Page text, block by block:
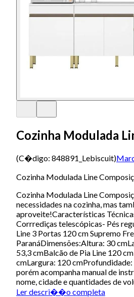
Cozinha Modulada
(C�digo: 848891_Lebiscuit)
Cozinha Modulada Line
Cozinha Modulada Line
necessidades na cozinha, mas
aproveite!Características
Corrrediças telescópicas- Pés
Line 3 Portas 120 cm Supremo
ParanáDimensões:Altura: 30
53,3 cmBalcão de Pia Line 120
cmLargura: 120
porém acompanha manual de
nome, cidade e quantidades de
Ler descri��o completa